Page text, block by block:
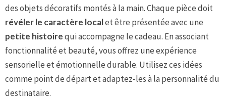
des objets décoratifs montés à la main. Chaque pièce doit
révéler le caractère localet être présentée avec une
petite histoirequi accompagne le cadeau. En associant
fonctionnalité et beauté, vous offrez une expérience
sensorielle et émotionnelle durable. Utilisez ces idées
comme point de départ et adaptez-les à la personnalité du
destinataire.